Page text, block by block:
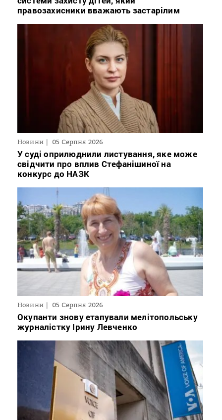
правозахисники вважають застарілим
Новини 05 Серпня 2026
У суді оприлюднили листування, яке може
свідчити про вплив Стефанішиної на
конкурс до НАЗК
Новини 05 Серпня 2026
Окупанти знову етапували мелітопольську
журналістку Ірину Левченко